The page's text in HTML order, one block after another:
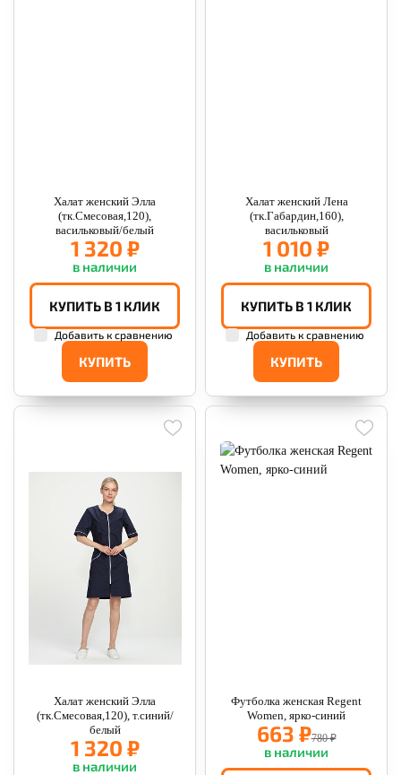
Халат женский Элла
(тк.Смесовая,120),
васильковый/белый
1 320 ₽
в наличии
КУПИТЬ
КУПИТЬ В 1 КЛИК
Добавить к сравнению
Халат женский Лена
(тк.Габардин,160),
васильковый
1 010 ₽
в наличии
КУПИТЬ
КУПИТЬ В 1 КЛИК
Добавить к сравнению
Халат женский Элла
(тк.Смесовая,120), т.синий/
белый
1 320 ₽
в наличии
Футболка женская Regent
Women, ярко-синий
663 ₽780 ₽
в наличии